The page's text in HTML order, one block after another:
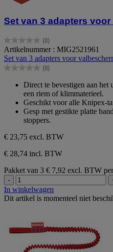
Set van 3 adapters
(0)
0.0
van
de
5
Artikelnummer : MIG2521961
Set van 3 adapters voor
(0)
0.0
sterren.
Direct te bevestigen aan het
een riem of klimmaterieel.
Geschikt voor alle Knipex-
Gesp met gestikte platte
stoppers.
€ 23,75 excl. BTW
€ 28,74 incl. BTW
Pakket van 3 € 7,92 excl. BTW
-
In winkelwagen
Dit artikel is momenteel niet